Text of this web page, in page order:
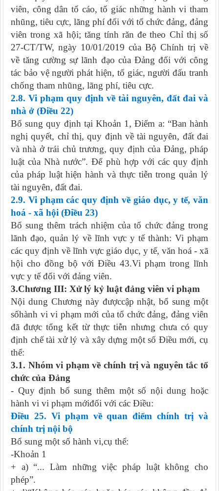
viên, công dân tố cáo, tố giác những hành vi tham
nhũng, tiêu cực, lãng phí đối với tổ chức đảng, đảng
viên trong xã hội; tăng tính răn đe theo Chỉ thị số
27-CT/TW, ngày 10/01/2019 của Bộ Chính trị về
về tăng cường sự lãnh đạo của Đảng đối với công
tác bảo vệ người phát hiện, tố giác, người đấu tranh
chống tham nhũng, lãng phí, tiêu cực.
2.8. Vi phạm quy định về tài nguyên, đất đai và
nhà ở (Điều 22)
Bổ sung quy định tại Khoản 1, Điểm a: “Ban hành
nghị quyết, chỉ thị, quy định về tài nguyên, đất đai
và nhà ở trái chủ trương, quy định của Đảng, pháp
luật của Nhà nước”. Để phù hợp với các quy định
của pháp luật hiện hành và thực tiễn trong quản lý
tài nguyên, đất đai.
2.9. Vi phạm các quy định về giáo dục, y tế, văn
hoá - xã hội (Điều 23)
Bổ sung thêm trách nhiệm của tổ chức đảng trong
lãnh đạo, quản lý về lĩnh vực y tế thành: Vi phạm
các quy định về lĩnh vực giáo dục, y tế, văn hoá - xã
hội cho đồng bộ với Điều 43.Vi phạm trong lĩnh
vực y tế đối với đảng viên.
3.Chương III: Xử lý kỷ luật đảng viên vi phạm
Nội dung Chương này đượccập nhật, bổ sung một
sốhành vi vi phạm mới của tổ chức đảng, đảng viên
đã được tổng kết từ thực tiễn nhưng chưa có quy
định chế tài xử lý và xây dựng một số Điều mới, cụ
thể:
3.1. Nhóm vi phạm về chính trị và nguyên tắc tổ
chức của Đảng
- Quy định bổ sung thêm một số nội dung hoặc
hành vi vi phạm mớiđối với các Điều:
Điều 25. Vi phạm về quan điểm chính trị và
chính trị nội bộ
Bổ sung một số hành vi,cụ thể:
-Khoản 1
+ a) “... Làm những việc pháp luật không cho
phép”.